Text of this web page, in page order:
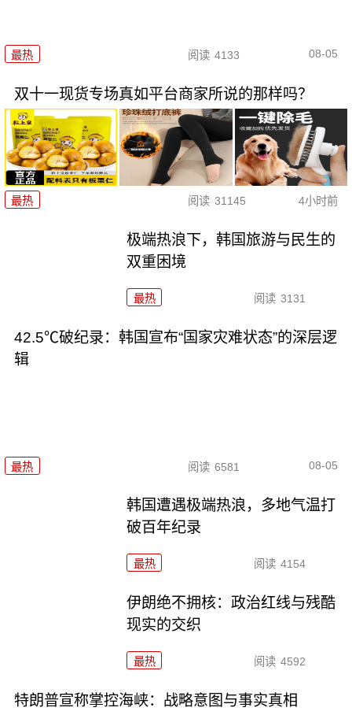
最热 阅读 4133 08-05
双十一现货专场真如平台商家所说的那样吗？
最热 阅读 31145 4小时前
极端热浪下，韩国旅游与民生的
双重困境
最热 阅读 3131
42.5℃破纪录：韩国宣布“国家灾难状态”的深层逻
辑
最热 阅读 6581 08-05
韩国遭遇极端热浪，多地气温打
破百年纪录
最热 阅读 4154
伊朗绝不拥核：政治红线与残酷
现实的交织
最热 阅读 4592
特朗普宣称掌控海峡：战略意图与事实真相